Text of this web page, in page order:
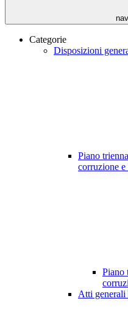
Categorie
Disposizioni
Piano
corruzione e
Piano
Atti generali